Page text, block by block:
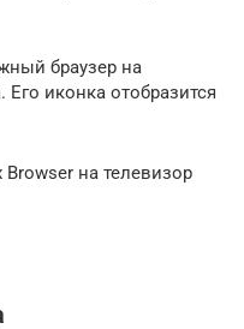
браузер на
иконка отобразится
Browser на телевизор